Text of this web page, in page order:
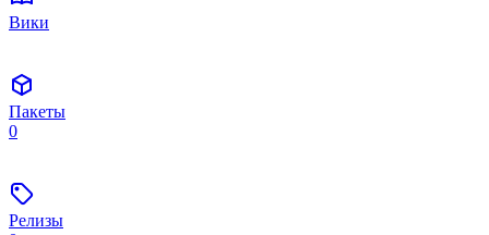
Вики
Пакеты
0
Релизы